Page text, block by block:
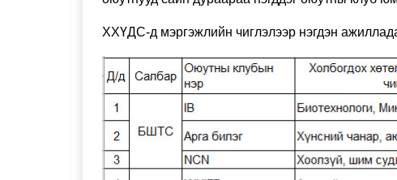
ХХҮДС-д мэргэжлийн чиглэлээр нэгдэн